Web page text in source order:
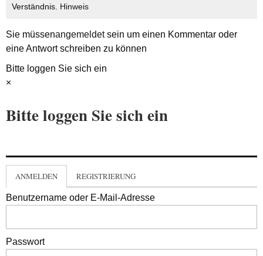
Verständnis. Hinweis
Sie müssenangemeldetsein um einen Kommentar oder
eine Antwort schreiben zu können
Bitte loggen Sie sich ein
×
Bitte loggen Sie sich ein
ANMELDEN REGISTRIERUNG
Benutzername oder E-Mail-Adresse
Passwort